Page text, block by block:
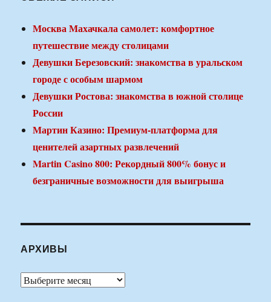
Москва Махачкала самолет: комфортное
путешествие между столицами
Девушки Березовский: знакомства в уральском
городе с особым шармом
Девушки Ростова: знакомства в южной столице
России
Мартин Казино: Премиум-платформа для
ценителей азартных развлечений
Martin Casino 800: Рекордный 800% бонус и
безграничные возможности для выигрыша
АРХИВЫ
Архивы